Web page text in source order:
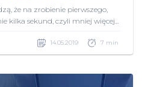
że na zrobienie pierwszego,
kilka sekund, czyli mniej więcej...
14.05.2019 7 min